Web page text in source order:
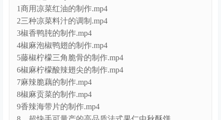
2三种凉菜料汁的调制.mp4
3椒香鸭肫的制作.mp4
4椒麻泡椒鸭翅的制作.mp4
5藤椒柠檬三角脆骨的制作.mp4
6椒麻柠檬酸辣翅尖的制作.mp4
7麻辣脆藕的制作.mp4
8椒麻贡菜的制作.mp4
9香辣海带片的制作.mp4
8、超快手可量产的高品质法式果仁中秋酥饼
3-1 桔柚双喜中秋酥饼.mp4